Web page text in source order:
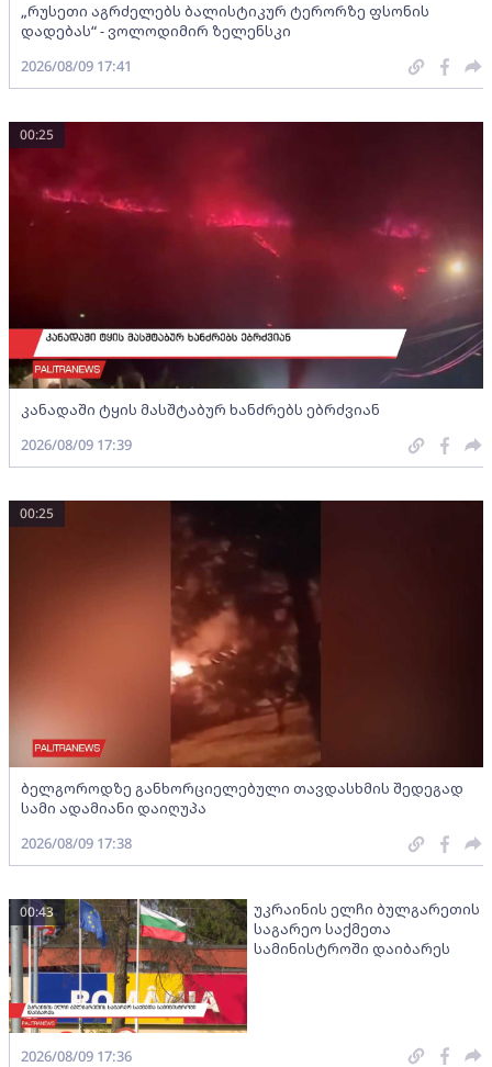
„რუსეთი აგრძელებს ბალისტიკურ ტერორზე ფსონის
დადებას“ - ვოლოდიმირ ზელენსკი
2026/08/09 17:41
კანადაში ტყის მასშტაბურ ხანძრებს ებრძვიან
00:25
2026/08/09 17:39
ბელგოროდზე განხორციელებული თავდასხმის შედეგად
სამი ადამიანი დაიღუპა
00:25
2026/08/09 17:38
უკრაინის ელჩი ბულგარეთის
საგარეო საქმეთა
სამინისტროში დაიბარეს
00:43
2026/08/09 17:36